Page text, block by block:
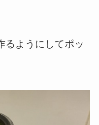
るようにしてポッ